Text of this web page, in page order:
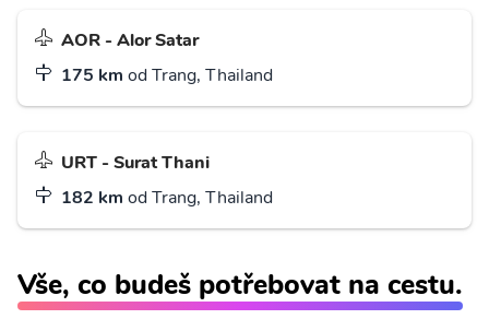
AOR - Alor Satar
175 km od Trang, Thailand
URT - Surat Thani
182 km od Trang, Thailand
Vše, co budeš potřebovat na cestu.